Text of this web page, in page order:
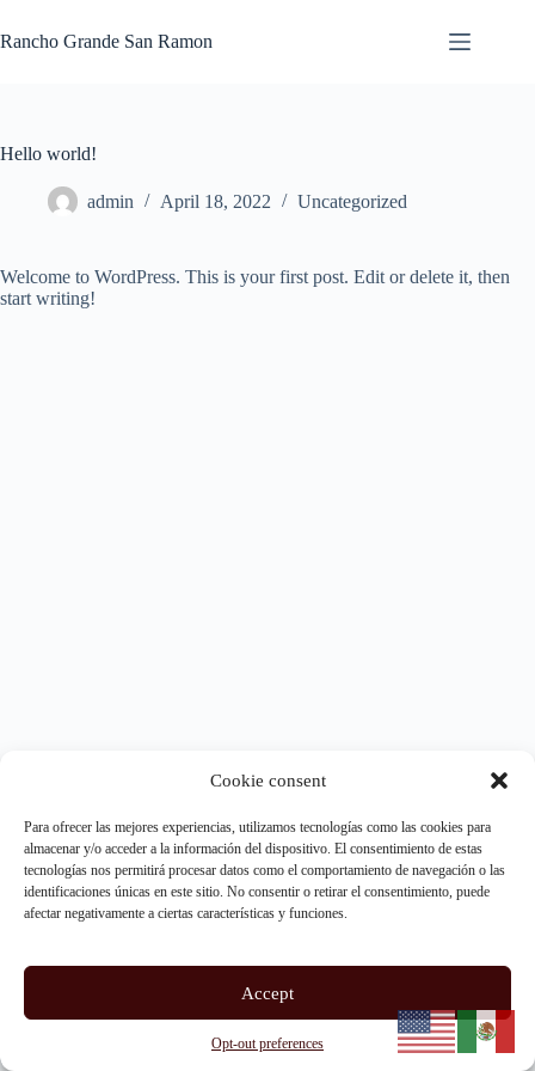
Cookie consent
Para ofrecer las mejores experiencias, utilizamos tecnologías como las cookies para
almacenar y/o acceder a la información del dispositivo. El consentimiento de estas
tecnologías nos permitirá procesar datos como el comportamiento de navegación o las
identificaciones únicas en este sitio. No consentir o retirar el consentimiento, puede
afectar negativamente a ciertas características y funciones.
Accept
Opt-out preferences
to
content
Rancho Grande San Ramon
Hello world!
admin April 18, 2022 Uncategorized
Welcome to WordPress. This is your first post. Edit or delete it, then
start writing!
Copyright © 2026 - WordPress Theme by CreativeThemes